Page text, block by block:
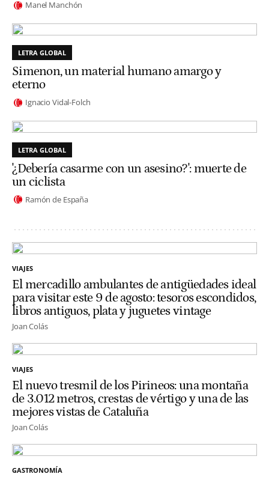
Manel Manchón
LETRA GLOBAL
Simenon, un material humano amargo y
eterno
Ignacio Vidal-Folch
LETRA GLOBAL
'¿Debería casarme con un asesino?': muerte de
un ciclista
Ramón de España
VIAJES
El mercadillo ambulantes de antigüedades ideal
para visitar este 9 de agosto: tesoros escondidos,
libros antiguos, plata y juguetes vintage
Joan Colás
VIAJES
El nuevo tresmil de los Pirineos: una montaña
de 3.012 metros, crestas de vértigo y una de las
mejores vistas de Cataluña
Joan Colás
GASTRONOMÍA